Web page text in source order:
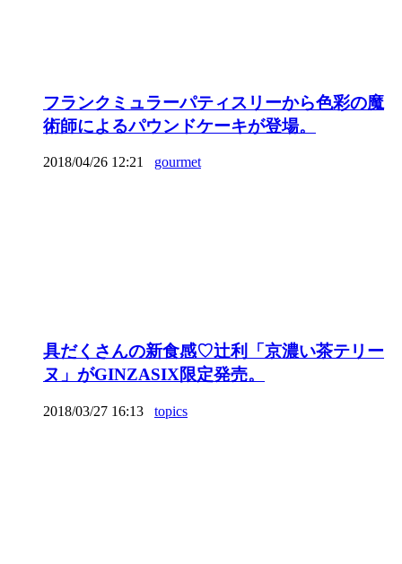
フランクミュラーパティスリーから色彩の魔
術師によるパウンドケーキが登場。
2018/04/26 12:21 gourmet
具だくさんの新食感♡辻利「京濃い茶テリー
ヌ」がGINZASIX限定発売。
2018/03/27 16:13 topics